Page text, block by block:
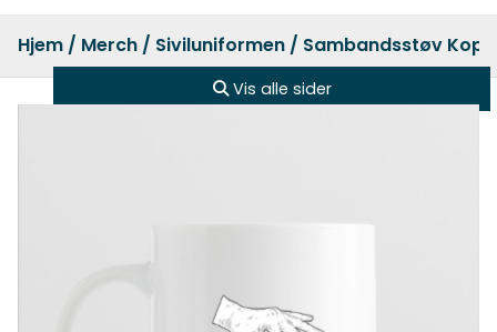
Hjem / Merch / Siviluniformen / Sambandsstøv Kopp
Vis alle sider